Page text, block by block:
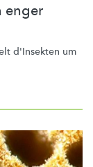
enger
d'Insekten um